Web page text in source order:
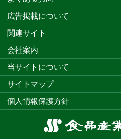
食
広告掲載について
関連サイト
会社案内
当サイトについて
サイトマップ
個人情報保護方針